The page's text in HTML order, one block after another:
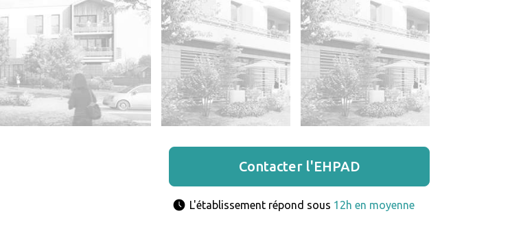
Contacter l'EHPAD
L'établissement répond sous 12h en moyenne